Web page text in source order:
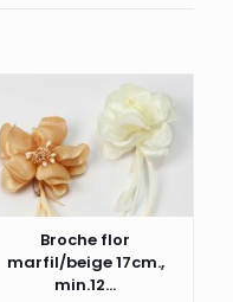
Broche flor
marfil/beige 17cm.,
min.12...